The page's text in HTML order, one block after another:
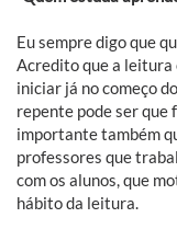
Eu sempre digo que
Acredito que a leitura
iniciar já no começo
repente pode ser que
importante também
professores que
com os alunos, que
hábito da leitura.